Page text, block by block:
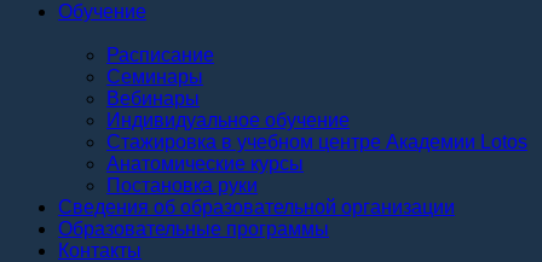
Обучение
Расписание
Семинары
Вебинары
Индивидуальное обучение
Стажировка в учебном центре Академии Lotos
Анатомические курсы
Постановка руки
Сведения об образовательной организации
Образовательные программы
Контакты